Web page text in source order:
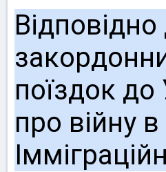
поїздок до
про війну в